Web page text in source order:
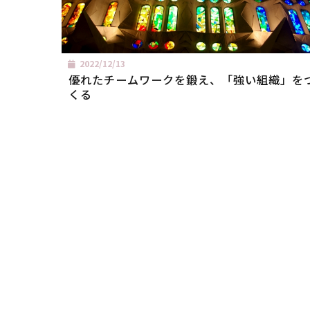
2022/12/13
優れたチームワークを鍛え、「強い組織」を
くる